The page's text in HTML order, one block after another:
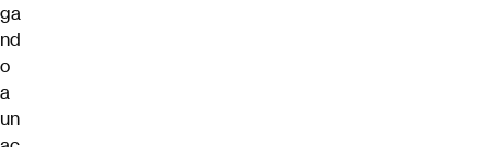
ga
nd
o
a
un